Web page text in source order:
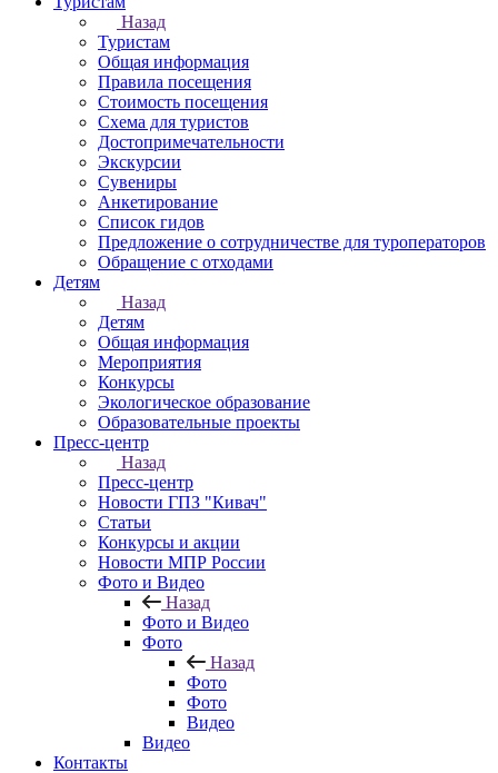
Назад
Туристам
Общая информация
Правила посещения
Стоимость посещения
Схема для туристов
Достопримечательности
Экскурсии
Сувениры
Анкетирование
Список гидов
Предложение о сотрудничестве для туроператоров
Обращение с отходами
Детям
Назад
Детям
Общая информация
Мероприятия
Конкурсы
Экологическое образование
Образовательные проекты
Пресс-центр
Назад
Пресс-центр
Новости ГПЗ "Кивач"
Статьи
Конкурсы и акции
Новости МПР России
Фото и Видео
Назад
Фото и Видео
Фото
Назад
Фото
Фото
Видео
Видео
Контакты